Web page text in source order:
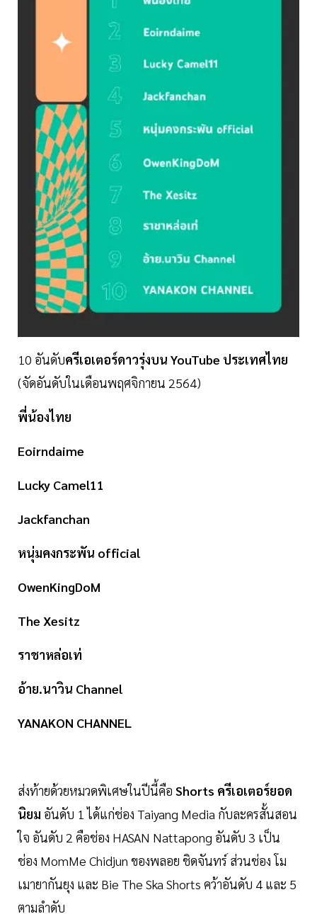
10 อันดับครีเอเตอร์ดาวรุ่งบน YouTube ประเทศไทย
(จัดอันดับในเดือนพฤศจิกายน 2564)
พี่น้องไทย
Eoirndaime
Lucky Camel11
Jackfanchan
หนุ่มคงกระพัน official
OwenKingDoM
The Xesitz
ราชาหล่อเท่
อ้าย.นาวิน Channel
YANAKON CHANNEL
ส่งท้ายด้วยหมวดพิเศษในปีนี้คือ Shorts ครีเอเตอร์ยอด
นิยม อันดับ 1 ได้แก่ช่อง Taiyang Media กับละครสั้นสอน
ใจ อันดับ 2 คือช่อง HASAN Nattapong อันดับ 3 เป็น
ช่อง MomMe Chidjun ของพลอย ชิดจันทร์ ส่วนช่อง โม
เมายากันยุง และ Bie The Ska Shorts คว้าอันดับ 4 และ 5
ตามลำดับ